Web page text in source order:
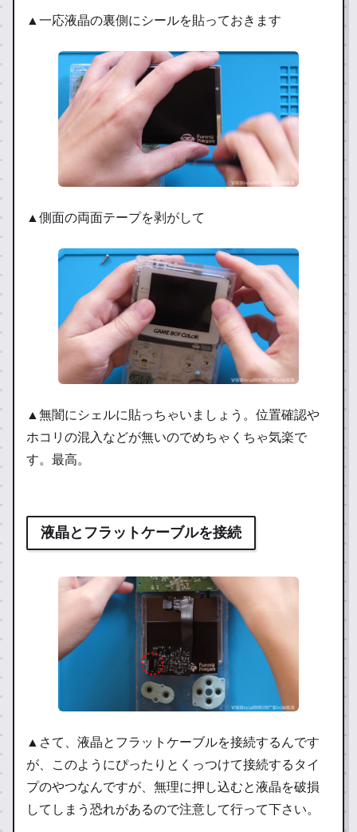
▲一応液晶の裏側にシールを貼っておきます
▲側面の両面テープを剥がして
▲無闇にシェルに貼っちゃいましょう。位置確認や
ホコリの混入などが無いのでめちゃくちゃ気楽で
す。最高。
液晶とフラットケーブルを接続
▲さて、液晶とフラットケーブルを接続するんです
が、このようにぴったりとくっつけて接続するタイ
プのやつなんですが、無理に押し込むと液晶を破損
してしまう恐れがあるので注意して行って下さい。